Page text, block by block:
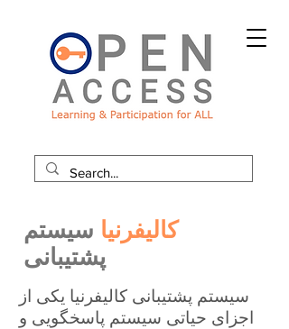
کالیفرنیا سیستم
پشتیبانی
سیستم پشتیبانی کالیفرنیا یکی از
اجزای حیاتی سیستم پاسخگویی و